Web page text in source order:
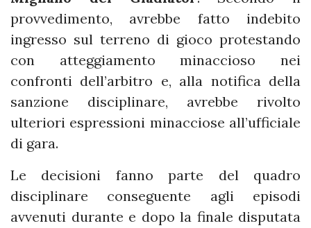
provvedimento, avrebbe fatto indebito
ingresso sul terreno di gioco protestando
con atteggiamento minaccioso nei
confronti dell’arbitro e, alla notifica della
sanzione disciplinare, avrebbe rivolto
ulteriori espressioni minacciose all’ufficiale
di gara.
Le decisioni fanno parte del quadro
disciplinare conseguente agli episodi
avvenuti durante e dopo la finale disputata